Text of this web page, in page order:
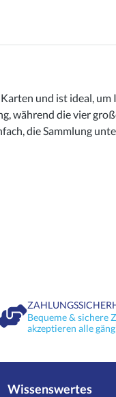
und ist ideal,
während die vier
die Sammlung
Bequeme & sichere
akzeptieren alle
Wissenswertes